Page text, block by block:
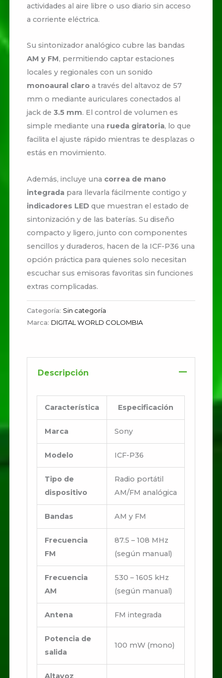
actividades al aire libre o uso diario sin acceso
a corriente eléctrica.
Su sintonizador analógico cubre las bandas
AM y FM, permitiendo captar estaciones
locales y regionales con un sonido
monoaural claro a través del altavoz de 57
mm o mediante auriculares conectados al
jack de3.5 mm. El control de volumen es
simple mediante una rueda giratoria, lo que
facilita el ajuste rápido mientras te desplazas o
estás en movimiento.
Además, incluye una correa de mano
integrada para llevarla fácilmente contigo y
indicadores LED que muestran el estado de
sintonización y de las baterías. Su diseño
compacto y ligero, junto con componentes
sencillos y duraderos, hacen de la ICF-P36 una
opción práctica para quienes solo necesitan
escuchar sus emisoras favoritas sin funciones
extras complicadas.
Categoría: Sin categoría
Marca: DIGITAL WORLD COLOMBIA
Descripción
Característica Especificación
Marca Sony
Modelo ICF-P36
Tipo de
dispositivo
Radio portátil
AM/FM analógica
Bandas AM y FM
Frecuencia
FM
87.5 – 108 MHz
(según manual)
Frecuencia
AM
530 – 1605 kHz
(según manual)
Antena FM integrada
Potencia de
salida
100 mW (mono)
Altavoz